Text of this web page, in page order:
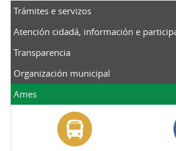
Trámites e servizos
Atención cidadá, información e
Transparencia
Organización municipal
Ames